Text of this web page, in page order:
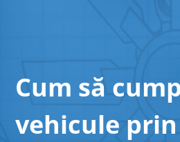
Cum să
vehicule